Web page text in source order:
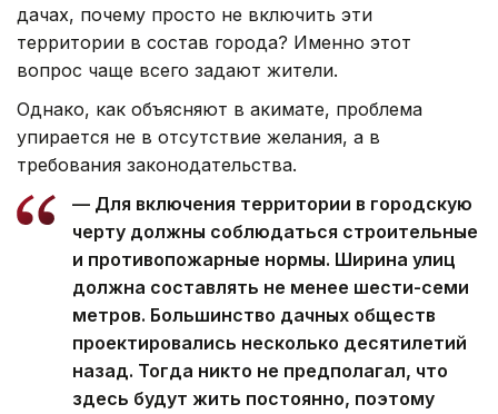
дачах, почему просто не включить эти
территории в состав города? Именно этот
вопрос чаще всего задают жители.
Однако, как объясняют в акимате, проблема
упирается не в отсутствие желания, а в
требования законодательства.
— Для включения территории в городскую
черту должны соблюдаться строительные
и противопожарные нормы. Ширина улиц
должна составлять не менее шести-семи
метров. Большинство дачных обществ
проектировались несколько десятилетий
назад. Тогда никто не предполагал, что
здесь будут жить постоянно, поэтому